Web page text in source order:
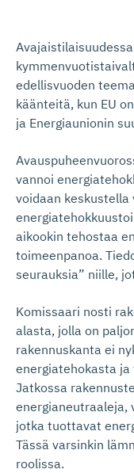
edellisvuoden
käänteitä, kun EU
ja Energiaunionin
vannoi
voidaan keskustella
aikookin tehostaa
toimeenpanoa.
seurauksia” niille,
Komissaari nosti
alasta, jolla on
rakennuskanta ei
energiatehokasta
Jatkossa
energianeutraaleja,
jotka tuottavat
Tässä varsinkin
roolissa.